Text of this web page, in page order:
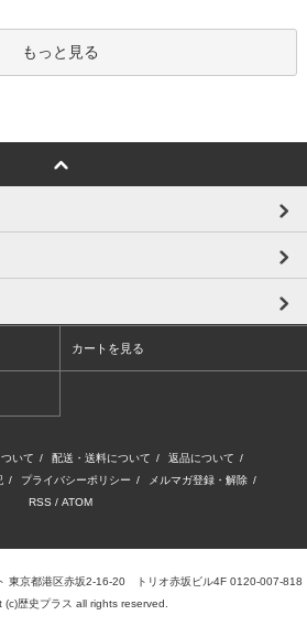
もっと見る
カートを見る
いて / 配送・送料について / 返品について /
/ プライバシーポリシー / メルマガ登録・解除 /
RSS / ATOM
東京都港区赤坂2-16-20 トリオ赤坂ビル4F 0120-007-818
(c)歴史プラス all rights reserved.